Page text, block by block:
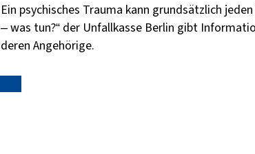
Ein psychisches Trauma kann grundsätzlich
– was tun?“ der Unfallkasse Berlin gibt
deren Angehörige.